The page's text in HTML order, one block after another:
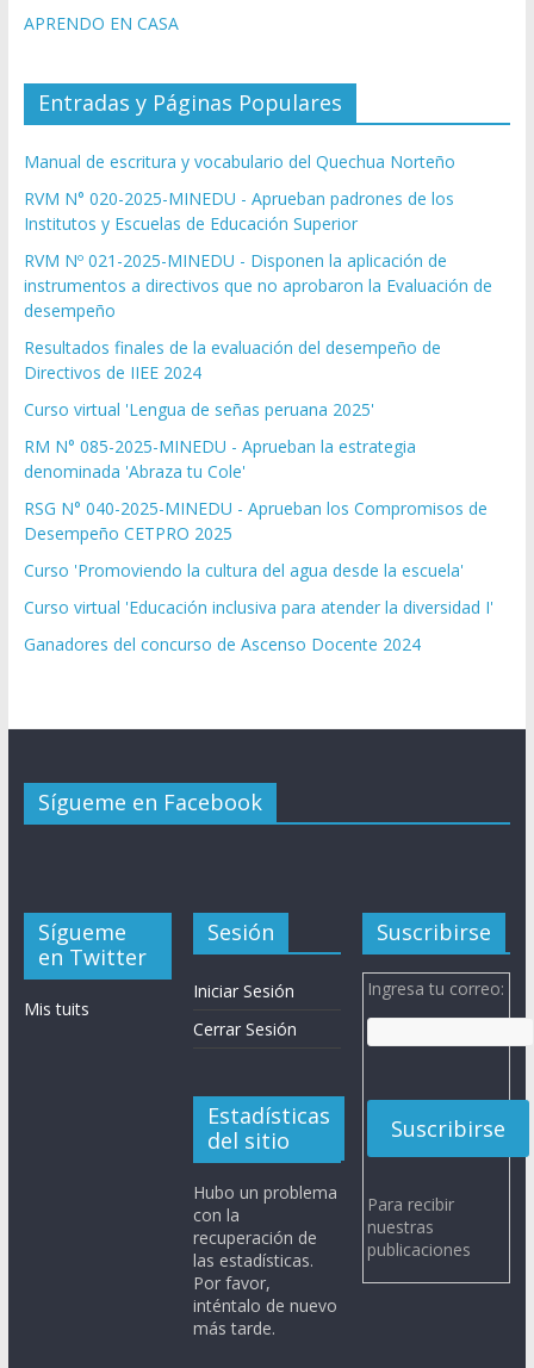
APRENDO EN CASA
Entradas y Páginas Populares
Manual de escritura y vocabulario del Quechua Norteño
RVM N° 020-2025-MINEDU - Aprueban padrones de los
Institutos y Escuelas de Educación Superior
RVM Nº 021-2025-MINEDU - Disponen la aplicación de
instrumentos a directivos que no aprobaron la Evaluación de
desempeño
Resultados finales de la evaluación del desempeño de
Directivos de IIEE 2024
Curso virtual 'Lengua de señas peruana 2025'
RM N° 085-2025-MINEDU - Aprueban la estrategia
denominada 'Abraza tu Cole'
RSG N° 040-2025-MINEDU - Aprueban los Compromisos de
Desempeño CETPRO 2025
Curso 'Promoviendo la cultura del agua desde la escuela'
Curso virtual 'Educación inclusiva para atender la diversidad I'
Ganadores del concurso de Ascenso Docente 2024
Sígueme en Facebook
Sígueme
en Twitter
Mis tuits
Sesión
Iniciar Sesión
Cerrar Sesión
Estadísticas
del sitio
Hubo un problema
con la
recuperación de
las estadísticas.
Por favor,
inténtalo de nuevo
más tarde.
Suscribirse
Ingresa tu correo:
Para recibir
nuestras
publicaciones